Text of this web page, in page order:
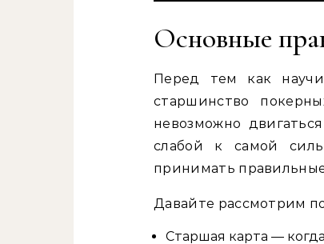
Основные
Перед тем как
старшинство
невозможно
слабой к самой
принимать
Давайте рассмотрим
Старшая карта —